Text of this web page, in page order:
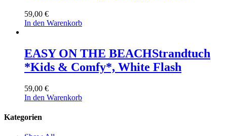
59,00 €
In den Warenkorb
EASY ON THE BEACHStrandtuch
*Kids & Comfy*, White Flash
59,00 €
In den Warenkorb
Kategorien